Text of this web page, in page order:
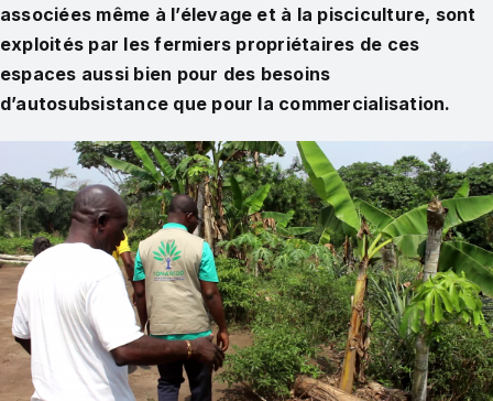
associées même à l’élevage et à la pisciculture, sont
exploités par les fermiers propriétaires de ces
espaces aussi bien pour des besoins
d’autosubsistance que pour la commercialisation.